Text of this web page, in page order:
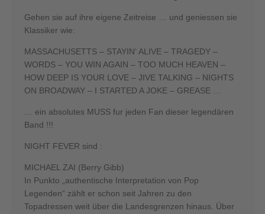
Gehen sie auf ihre eigene Zeitreise … und geniessen sie
Klassiker wie:
MASSACHUSETTS – STAYIN‘ ALIVE – TRAGEDY –
WORDS – YOU WIN AGAIN – TOO MUCH HEAVEN –
HOW DEEP IS YOUR LOVE – JIVE TALKING – NIGHTS
ON BROADWAY – I STARTED A JOKE – GREASE …
… ein absolutes MUSS fur jeden Fan dieser legendären
Band !!!
NIGHT FEVER sind :
MICHAEL ZAI (Berry Gibb)
In Punkto „authentische Interpretation von Pop
Legenden“ zählt er schon seit Jahren zu den
Topadressen weit über die Landesgrenzen hinaus. Über